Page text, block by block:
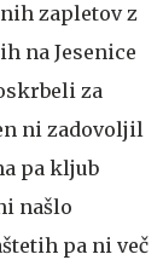
zapletov z
na Jesenice
za
ni zadovoljil
pa kljub
našlo
pa ni več